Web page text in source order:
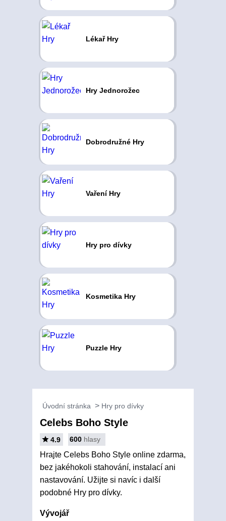
Lékař Hry
Hry Jednorožec
Dobrodružné Hry
Vaření Hry
Hry pro dívky
Kosmetika Hry
Puzzle Hry
Úvodní stránka Hry pro dívky
Celebs Boho Style
4.9 600 hlasy
Hrajte Celebs Boho Style online zdarma,
bez jakéhokoli stahování, instalací ani
nastavování. Užijte si navíc i další
podobné Hry pro dívky.
Vývojář